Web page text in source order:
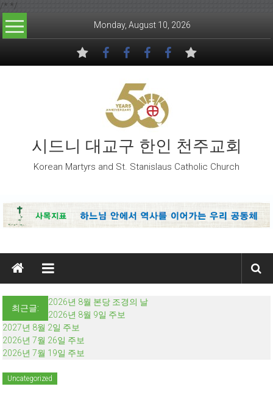
/* */
Skip to content
Monday, August 10, 2026
시드니 대교구 한인 천주교회
Korean Martyrs and St. Stanislaus Catholic Church
최근글:
2026년 8월 본당 조경의 날
2026년 8월 9일 주보
2027년 8월 2일 주보
2026년 7월 26일 주보
2026년 7월 19일 주보
Uncategorized